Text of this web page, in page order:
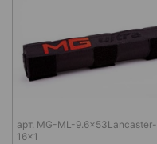
арт. MG-ML-9.6x53Lancaster-
16x1